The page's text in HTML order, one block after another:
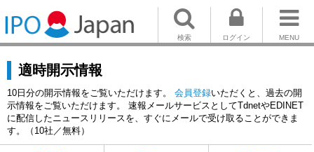
MENU
ログイン
検索
適時開示情報
10日分の開示情報をご覧いただけます。 会員登録いただくと、過去の開
示情報をご覧いただけます。 速報メールサービスとしてTdnetやEDINET
に配信したニュースリリースを、すぐにメールで受け取ることができま
す。（10社／無料）